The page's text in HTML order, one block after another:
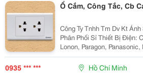
Ổ Cắm, Công Tắc, Cb
Công Ty Tnhh Tm Dv Kt
Phân Phối Sỉ Thiết Bị Điện:
Lonon, Paragon, Panasonic,
Phối Đèn Chiếu Sáng Nội
Sano, Quốc Ngọc, 168
0935 *** *** Hồ Chí Minh